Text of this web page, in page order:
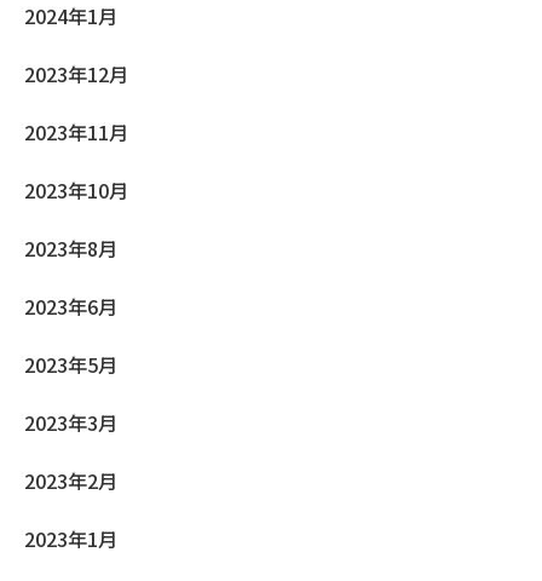
2024年1月
2023年12月
2023年11月
2023年10月
2023年8月
2023年6月
2023年5月
2023年3月
2023年2月
2023年1月